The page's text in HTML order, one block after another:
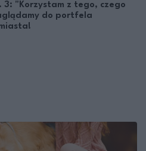
3: "Korzystam z tego, czego
do portfela